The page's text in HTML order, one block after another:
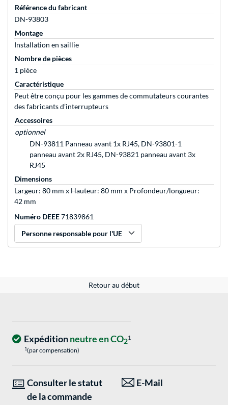
Référence du fabricant
DN-93803
Montage
Installation en saillie
Nombre de pièces
1 pièce
Caractéristique
Peut être conçu pour les gammes de commutateurs courantes
des fabricants d’interrupteurs
Accessoires
optionnel
DN-93811 Panneau avant 1x RJ45, DN-93801-1
panneau avant 2x RJ45, DN-93821 panneau avant 3x
RJ45
Dimensions
Largeur: 80 mm x Hauteur: 80 mm x Profondeur/longueur:
42 mm
Numéro DEEE71839861
Personne responsable pour l'UE
Retour au début
Expéditionneutre en CO21
1(par compensation)
Consulter le statut
de la commande
E-Mail